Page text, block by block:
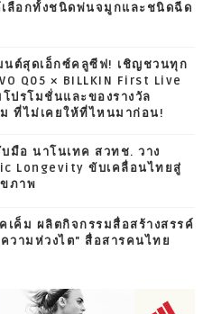
ลือกทั้งชนิดพ่นจมูกและชนิดฉีด
นต์สุดเอ็กซ์คลูซีฟ! เชิญชวนทุก
Q05 × BILLKIN First Live
ปรโมชั่นและของรางวัล
ที่ไม่เคยให้ที่ไหนมาก่อน!
บมือ นาโนเทค สวทช. วาง
Longevity ขับเคลื่อนไทยสู่
ภาพ
เค็ม ผลิตกิจกรรมสื่อสร้างสรรค์
วามห่วงไต" สื่อสารคนไทย